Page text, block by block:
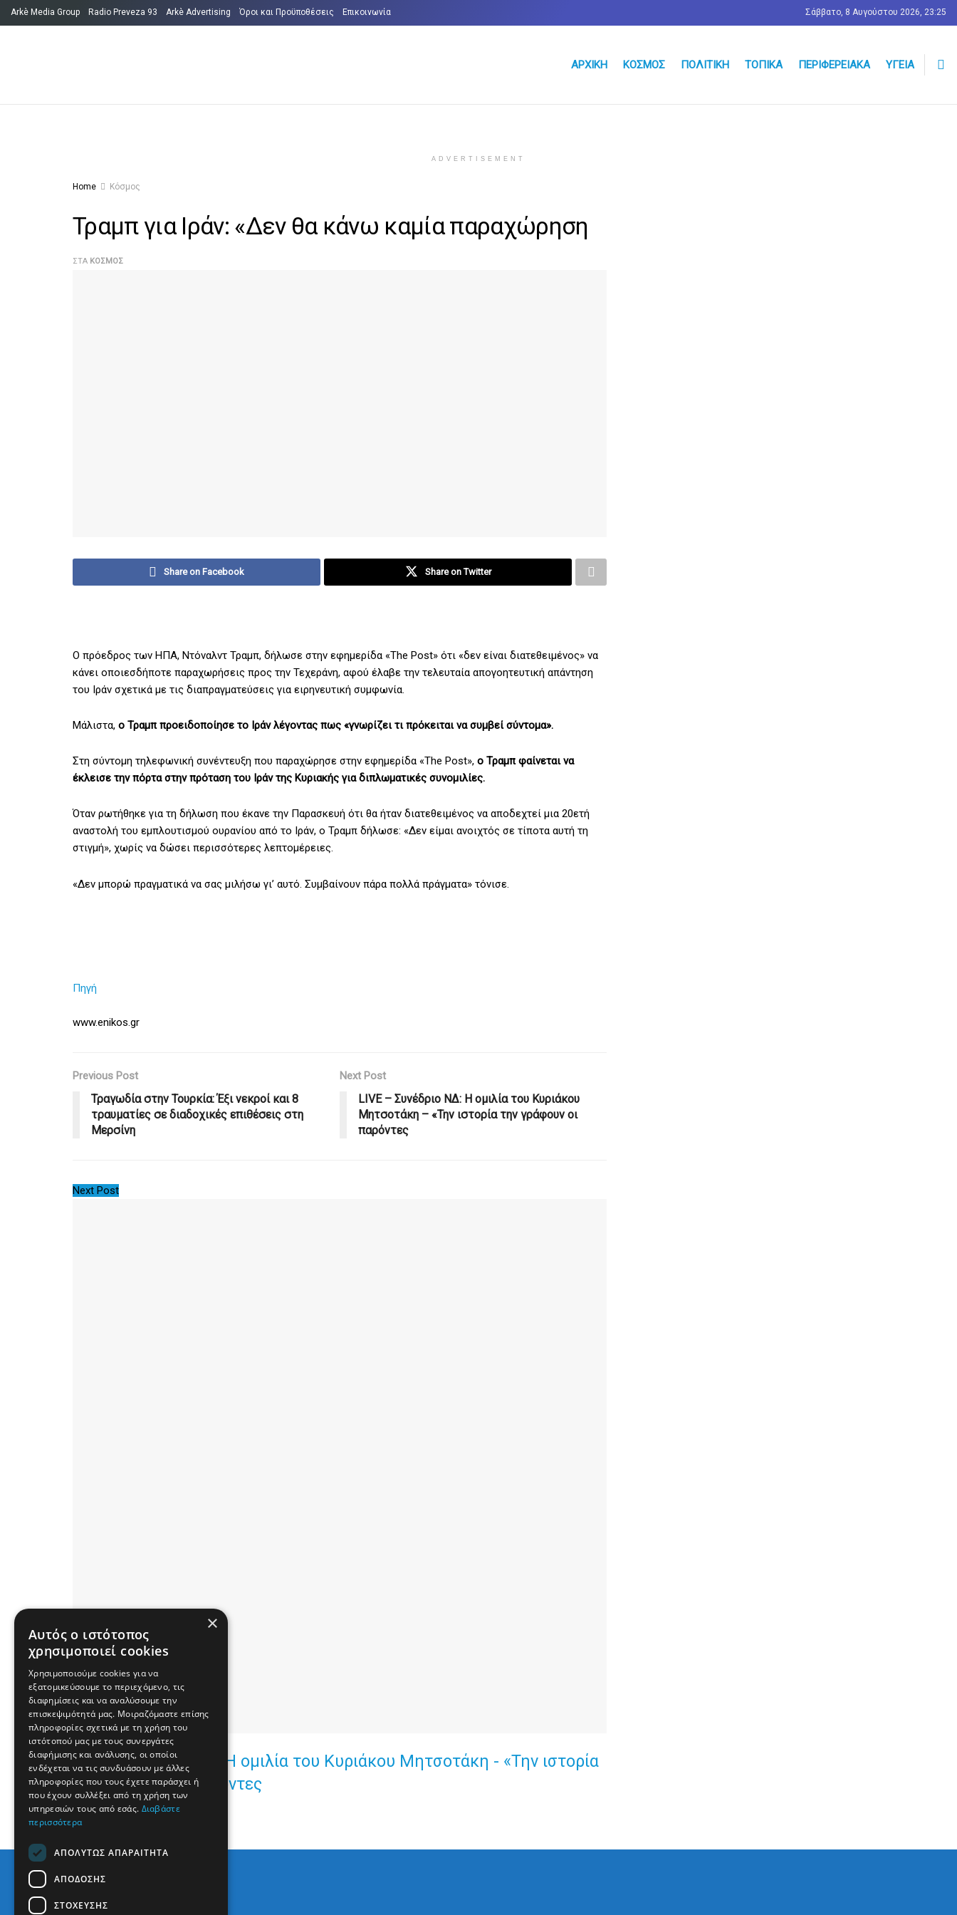
Arkè Media Group Radio Preveza 93 Arkè Advertising Όροι και Προϋποθέσεις Επικοινωνία Σάββατο, 8 Αυγούστου 2026, 23:25
ΑΡΧΙΚΉ ΚΌΣΜΟΣ ΠΟΛΙΤΙΚΉ ΤΟΠΙΚΆ ΠΕΡΙΦΕΡΕΙΑΚΆ ΥΓΕΊΑ
ADVERTISEMENT
Home Κόσμος
Τραμπ για Ιράν: «Δεν θα κάνω καμία παραχώρηση
ΣΤΑ ΚΌΣΜΟΣ
Share on Facebook Share on Twitter
Ο πρόεδρος των ΗΠΑ, Ντόναλντ Τραμπ, δήλωσε στην εφημερίδα «The Post» ότι «δεν είναι διατεθειμένος» να
κάνει οποιεσδήποτε παραχωρήσεις προς την Τεχεράνη, αφού έλαβε την τελευταία απογοητευτική απάντηση
του Ιράν σχετικά με τις διαπραγματεύσεις για ειρηνευτική συμφωνία.
Μάλιστα, ο Τραμπ προειδοποίησε το Ιράν λέγοντας πως «γνωρίζει τι πρόκειται να συμβεί σύντομα».
Στη σύντομη τηλεφωνική συνέντευξη που παραχώρησε στην εφημερίδα «The Post», ο Τραμπ φαίνεται να
έκλεισε την πόρτα στην πρόταση του Ιράν της Κυριακής για διπλωματικές συνομιλίες.
Όταν ρωτήθηκε για τη δήλωση που έκανε την Παρασκευή ότι θα ήταν διατεθειμένος να αποδεχτεί μια 20ετή
αναστολή του εμπλουτισμού ουρανίου από το Ιράν, ο Τραμπ δήλωσε: «Δεν είμαι ανοιχτός σε τίποτα αυτή τη
στιγμή», χωρίς να δώσει περισσότερες λεπτομέρειες.
«Δεν μπορώ πραγματικά να σας μιλήσω γι’ αυτό. Συμβαίνουν πάρα πολλά πράγματα» τόνισε.
Πηγή
www.enikos.gr
Previous Post
Τραγωδία στην Τουρκία: Έξι νεκροί και 8
τραυματίες σε διαδοχικές επιθέσεις στη
Μερσίνη
Next Post
LIVE – Συνέδριο ΝΔ: Η ομιλία του Κυριάκου
Μητσοτάκη – «Την ιστορία την γράφουν οι
παρόντες
Next Post
LIVE - Συνέδριο ΝΔ: Η ομιλία του Κυριάκου Μητσοτάκη - «Την ιστορία
την γράφουν οι παρόντες
×
Αυτός ο ιστότοπος
χρησιμοποιεί cookies
Χρησιμοποιούμε cookies για να
εξατομικεύσουμε το περιεχόμενο, τις
διαφημίσεις και να αναλύσουμε την
επισκεψιμότητά μας. Μοιραζόμαστε επίσης
πληροφορίες σχετικά με τη χρήση του
ιστότοπού μας με τους συνεργάτες
διαφήμισης και ανάλυσης, οι οποίοι
ενδέχεται να τις συνδυάσουν με άλλες
πληροφορίες που τους έχετε παράσχει ή
που έχουν συλλέξει από τη χρήση των
υπηρεσιών τους από εσάς. Διαβάστε
περισσότερα
ΑΠΟΛΎΤΩΣ ΑΠΑΡΑΊΤΗΤΑ
ΑΠΌΔΟΣΗΣ
ΣΤΌΧΕΥΣΗΣ